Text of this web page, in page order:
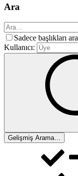
Ara
Sadece başlıkları ara
Kullanıcı:
Gelişmiş Arama…